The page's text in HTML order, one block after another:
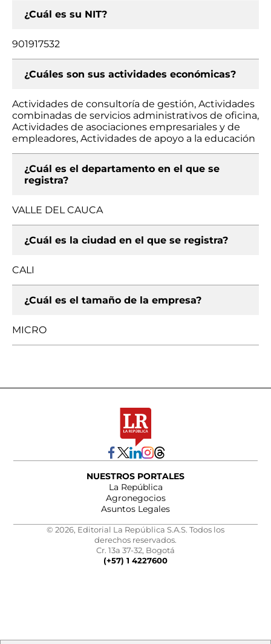
¿Cuál es su NIT?
901917532
¿Cuáles son sus actividades económicas?
Actividades de consultoría de gestión, Actividades
combinadas de servicios administrativos de oficina,
Actividades de asociaciones empresariales y de
empleadores, Actividades de apoyo a la educación
¿Cuál es el departamento en el que se
registra?
VALLE DEL CAUCA
¿Cuál es la ciudad en el que se registra?
CALI
¿Cuál es el tamaño de la empresa?
MICRO
NUESTROS PORTALES
La República
Agronegocios
Asuntos Legales
© 2026, Editorial La República S.A.S. Todos los
derechos reservados.
Cr. 13a 37-32, Bogotá
(+57) 1 4227600